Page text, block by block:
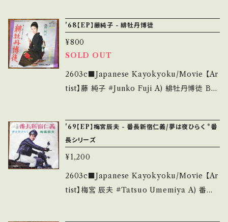
bankutsu.thebase.in/items/14252144 お知
らせ等は、About 画面にてご確認ください。
多・キズ多く痛み多 *その他、+ - で補足してい
ます。 *中古という事をご理解して頂ける方のご
購入をお願い致します。 Please purchase it i
f you understand that it is second hand.
*詳しくは ■■■状態・説明 / 発送について■
out 画面にてご確認ください。 ___
里』主題歌 【Condition】 Jacket/Record：B/
B+ (国内盤/W Jacket/振付) *プッシュ・アウ
ト・センター欠 ___________________
______ 【About the state/状態説明】 S・新
品未開封など A・綺麗・キズ等も無く、痛みも薄
*中古という事をご理解して頂ける方のご購入を
お願い致します。 Please purchase it if you
understand that it is second hand. *詳しく
は ■■■状態・説明 / 発送について■■■ を
ご覧ください。 https://onbankutsu.thebase.i
'68【EP】藤純子 - 緋牡丹博徒
¥800
SOLD OUT
2603c■Japanese Kayokyoku/Movie 【Ar
tist】藤 純子 #Junko Fuji A) 緋牡丹博徒 B)
さぐれ歌謡 ■参考視聴■ https://youtu.be/
W4Ivg-CyPtk?si=8QDBAw7VCxK1vdcg
【Condition】 Jacket/Record：B/B (国内盤)
*ジャケしわ ____________________
_____ 【About the state/状態説明】 S・新
'69【EP】梅宮辰夫 - 番長新宿仁義/夢は夜ひらく *番
長シリーズ
¥1,200
2603c■Japanese Kayokyoku/Movie 【Ar
tist】梅宮 辰夫 #Tatsuo Umemiya A) 番長